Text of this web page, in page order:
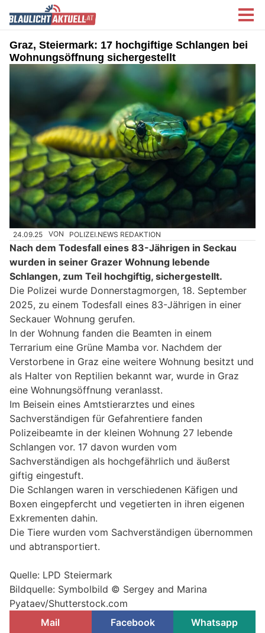
Graz, Steiermark: 17 hochgiftige Schlangen bei
Wohnungsöffnung sichergestellt
24.09.25 VON POLIZEI.NEWS REDAKTION
Nach dem Todesfall eines 83-Jährigen in Seckau
wurden in seiner Grazer Wohnung lebende
Schlangen, zum Teil hochgiftig, sichergestellt.
Die Polizei wurde Donnerstagmorgen, 18. September
2025, zu einem Todesfall eines 83-Jährigen in einer
Seckauer Wohnung gerufen.
In der Wohnung fanden die Beamten in einem
Terrarium eine Grüne Mamba vor. Nachdem der
Verstorbene in Graz eine weitere Wohnung besitzt und
als Halter von Reptilien bekannt war, wurde in Graz
eine Wohnungsöffnung veranlasst.
Im Beisein eines Amtstierarztes und eines
Sachverständigen für Gefahrentiere fanden
Polizeibeamte in der kleinen Wohnung 27 lebende
Schlangen vor. 17 davon wurden vom
Sachverständigen als hochgefährlich und äußerst
giftig eingestuft.
Die Schlangen waren in verschiedenen Käfigen und
Boxen eingepfercht und vegetierten in ihren eigenen
Exkrementen dahin.
Die Tiere wurden vom Sachverständigen übernommen
und abtransportiert.
Quelle: LPD Steiermark
Bildquelle: Symbolbild © Sergey and Marina
Pyataev/Shutterstock.com
Mail
Facebook Whatsapp